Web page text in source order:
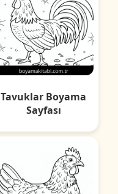
Tavuklar Boyama
Sayfası